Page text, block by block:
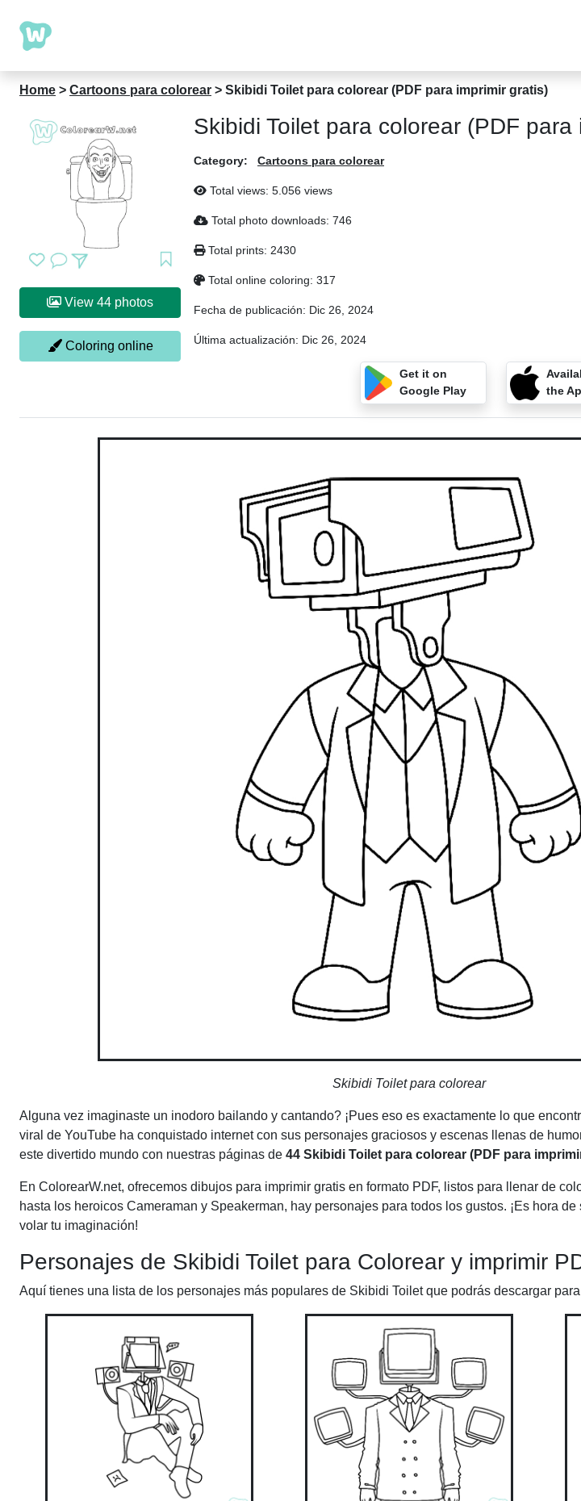
Home > Cartoons para colorear > Skibidi Toilet para colorear (PDF para imprimir gratis)
View 44 photos
Coloring online
Skibidi Toilet para colorear (PDF para
Category: Cartoons para colorear
Total views: 5.056 views
Total photo downloads: 746
Total prints: 2430
Total online coloring: 317
Fecha de publicación: Dic 26, 2024
Última actualización: Dic 26, 2024
Get it on
Google Play
the
Skibidi Toilet para colorear
Alguna vez imaginaste un inodoro bailando y cantando? ¡Pues eso es exactamente lo que
viral de YouTube ha conquistado internet con sus personajes graciosos y escenas llenas de
este divertido mundo con nuestras páginas de 44 Skibidi Toilet para colorear (PDF para
En ColorearW.net, ofrecemos dibujos para imprimir gratis en formato PDF, listos para llenar de
hasta los heroicos Cameraman y Speakerman, hay personajes para todos los gustos. ¡Es hora
volar tu imaginación!
Personajes de Skibidi Toilet para Colorear y imprimir
Aquí tienes una lista de los personajes más populares de Skibidi Toilet que podrás descargar